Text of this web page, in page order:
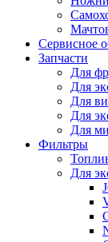
Сервисное
Запчасти
Для
Для
Для
Для
Для
Фильтры
Для